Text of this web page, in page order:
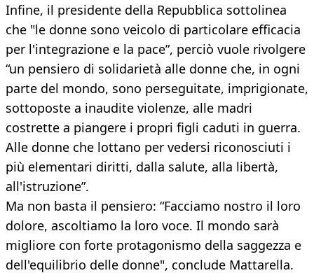
Infine, il presidente della Repubblica sottolinea
che "le donne sono veicolo di particolare efficacia
per l'integrazione e la pace”, perciò vuole rivolgere
“un pensiero di solidarietà alle donne che, in ogni
parte del mondo, sono perseguitate, imprigionate,
sottoposte a inaudite violenze, alle madri
costrette a piangere i propri figli caduti in guerra.
Alle donne che lottano per vedersi riconosciuti i
più elementari diritti, dalla salute, alla libertà,
all'istruzione”.
Ma non basta il pensiero: “Facciamo nostro il loro
dolore, ascoltiamo la loro voce. Il mondo sarà
migliore con forte protagonismo della saggezza e
dell'equilibrio delle donne", conclude Mattarella.